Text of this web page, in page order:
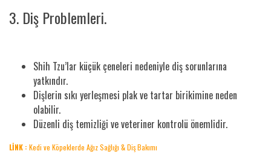
3. Diş Problemleri.
Shih Tzu’lar küçük çeneleri nedeniyle diş sorunlarına
yatkındır.
Dişlerin sıkı yerleşmesi plak ve tartar birikimine neden
olabilir.
Düzenli diş temizliği ve veteriner kontrolü önemlidir.
LİNK : Kedi ve Köpeklerde Ağız Sağlığı & Diş Bakımı